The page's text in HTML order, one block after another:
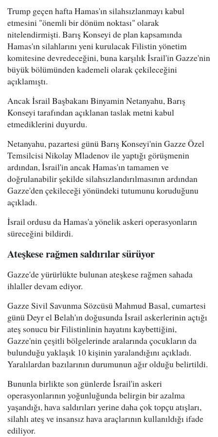
Trump geçen hafta Hamas'ın silahsızlanmayı kabul
etmesini "önemli bir dönüm noktası" olarak
nitelendirmişti. Barış Konseyi de plan kapsamında
Hamas'ın silahlarını yeni kurulacak Filistin yönetim
komitesine devredeceğini, buna karşılık İsrail'in Gazze'nin
büyük bölümünden kademeli olarak çekileceğini
açıklamıştı.
Ancak İsrail Başbakanı Binyamin Netanyahu, Barış
Konseyi tarafından açıklanan taslak metni kabul
etmediklerini duyurdu.
Netanyahu, pazartesi günü Barış Konseyi'nin Gazze Özel
Temsilcisi Nikolay Mladenov ile yaptığı görüşmenin
ardından, İsrail'in ancak Hamas'ın tamamen ve
doğrulanabilir şekilde silahsızlandırılmasının ardından
Gazze'den çekileceği yönündeki tutumunu koruduğunu
açıkladı.
İsrail ordusu da Hamas'a yönelik askeri operasyonların
süreceğini bildirdi.
Ateşkese rağmen saldırılar sürüyor
Gazze'de yürürlükte bulunan ateşkese rağmen sahada
ihlaller devam ediyor.
Gazze Sivil Savunma Sözcüsü Mahmud Basal, cumartesi
günü Deyr el Belah'ın doğusunda İsrail askerlerinin açtığı
ateş sonucu bir Filistinlinin hayatını kaybettiğini,
Gazze'nin çeşitli bölgelerinde aralarında çocukların da
bulunduğu yaklaşık 10 kişinin yaralandığını açıkladı.
Yaralılardan bazılarının durumunun ağır olduğu belirtildi.
Bununla birlikte son günlerde İsrail'in askeri
operasyonlarının yoğunluğunda belirgin bir azalma
yaşandığı, hava saldırıları yerine daha çok topçu atışları,
silahlı ateş ve insansız hava araçlarının kullanıldığı ifade
ediliyor.